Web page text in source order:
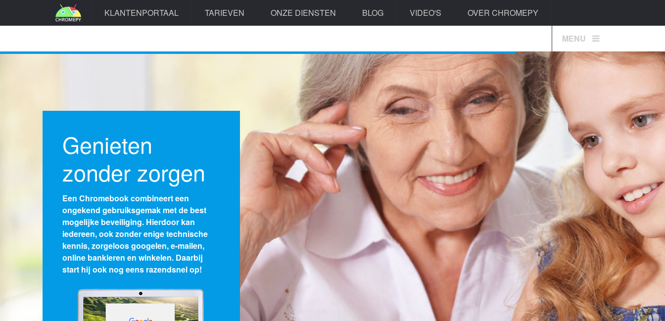
KLANTENPORTAAL TARIEVEN ONZE DIENSTEN BLOG VIDEO'S OVER CHROMEPY
MENU
Investeer in de
toekomst
Een Chromebook verschilt wezenlijk van
de alom bekende Windows computer. Om
te beginnen staat er geen Windows meer
op! Waarom dat een enorme vooruitgang
is, leest u op deze pagina en mocht u
besluiten tot aankoop, dan kan Chromepy
u helpen met de overstap naar dit nieuwe